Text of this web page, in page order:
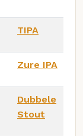
TIPA
Zure IPA
Dubbele
Stout